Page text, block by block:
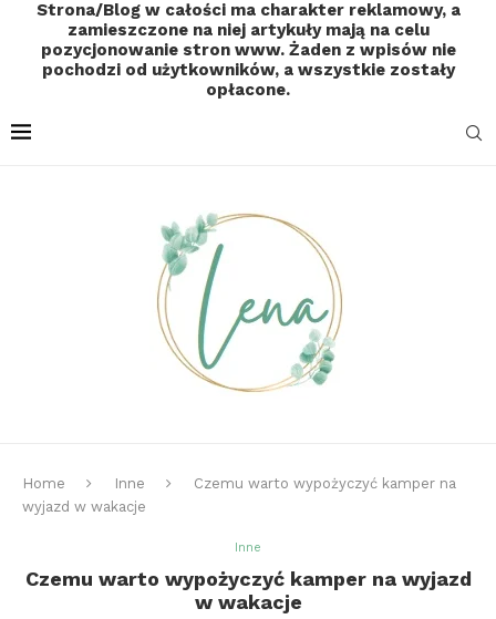
Strona/Blog w całości ma charakter reklamowy, a
zamieszczone na niej artykuły mają na celu
pozycjonowanie stron www. Żaden z wpisów nie
pochodzi od użytkowników, a wszystkie zostały
opłacone.
Home Inne
Czemu warto wypożyczyć kamper na
wyjazd w wakacje
Inne
Czemu warto wypożyczyć kamper na wyjazd
w wakacje